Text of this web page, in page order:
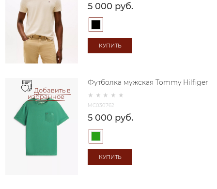
5 000 руб.
КУПИТЬ
Добавить в
избранное
MC030762
Футболка мужская Tommy Hilfiger
5 000 руб.
КУПИТЬ